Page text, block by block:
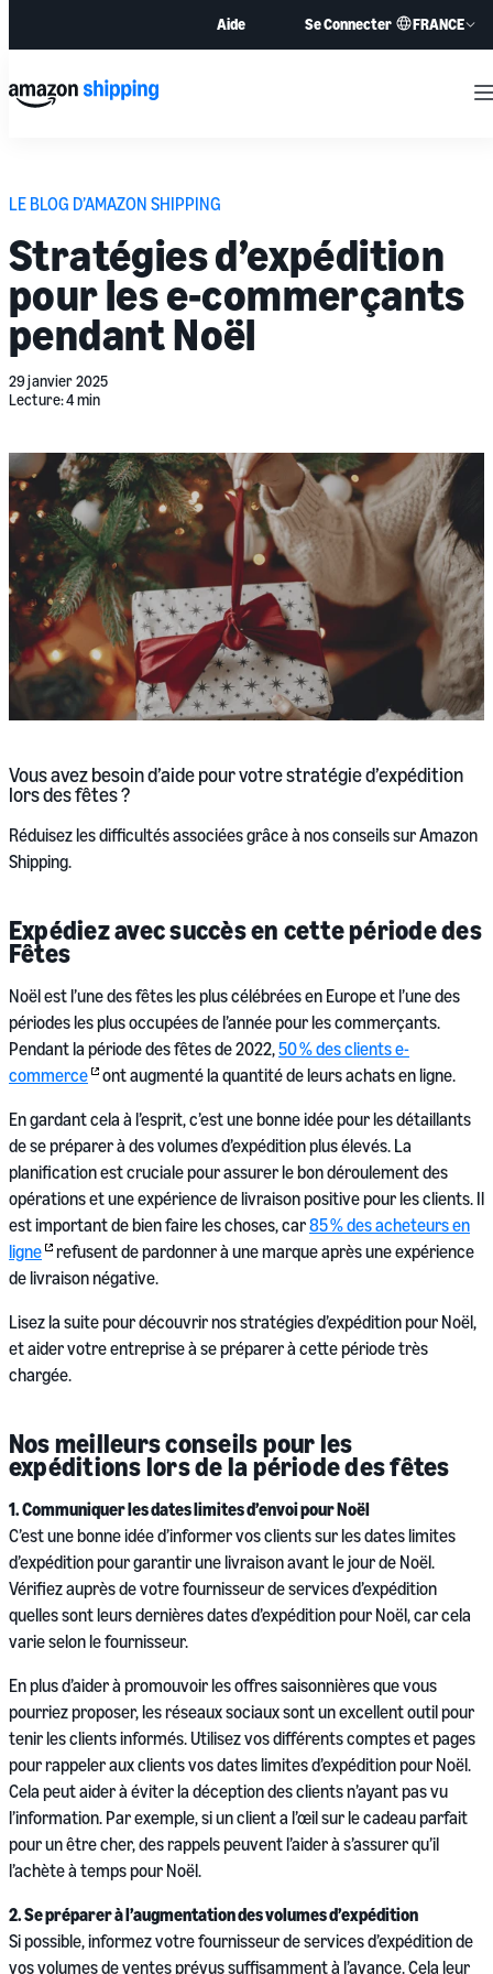
Aide Se Connecter FRANCE
LE BLOG D’AMAZON SHIPPING
Stratégies d’expédition
pour les e-commerçants
pendant Noël
29 janvier 2025
Lecture: 4 min
Vous avez besoin d’aide pour votre stratégie d’expédition
lors des fêtes ?
Réduisez les difficultés associées grâce à nos conseils sur Amazon
Shipping.
Expédiez avec succès en cette période des
Fêtes
Noël est l’une des fêtes les plus célébrées en Europe et l’une des
périodes les plus occupées de l’année pour les commerçants.
Pendant la période des fêtes de 2022,50 % des clients e-
commerce
ont augmenté la quantité de leurs achats en ligne.
En gardant cela à l’esprit, c’est une bonne idée pour les détaillants
de se préparer à des volumes d’expédition plus élevés. La
planification est cruciale pour assurer le bon déroulement des
opérations et une expérience de livraison positive pour les clients. Il
est important de bien faire les choses, car85 % des acheteurs en
ligne
refusent de pardonner à une marque après une expérience
de livraison négative.
Lisez la suite pour découvrir nos stratégies d’expédition pour Noël,
et aider votre entreprise à se préparer à cette période très
chargée.
Nos meilleurs conseils pour les
expéditions lors de la période des fêtes
1. Communiquer les dates limites d’envoi pour Noël
C’est une bonne idée d’informer vos clients sur les dates limites
d’expédition pour garantir une livraison avant le jour de Noël.
Vérifiez auprès de votre fournisseur de services d’expédition
quelles sont leurs dernières dates d’expédition pour Noël, car cela
varie selon le fournisseur.
En plus d’aider à promouvoir les offres saisonnières que vous
pourriez proposer, les réseaux sociaux sont un excellent outil pour
tenir les clients informés. Utilisez vos différents comptes et pages
pour rappeler aux clients vos dates limites d’expédition pour Noël.
Cela peut aider à éviter la déception des clients n’ayant pas vu
l’information. Par exemple, si un client a l’œil sur le cadeau parfait
pour un être cher, des rappels peuvent l’aider à s’assurer qu’il
l’achète à temps pour Noël.
2. Se préparer à l’augmentation des volumes d’expédition
Si possible, informez votre fournisseur de services d’expédition de
vos volumes de ventes prévus suffisamment à l’avance. Cela leur